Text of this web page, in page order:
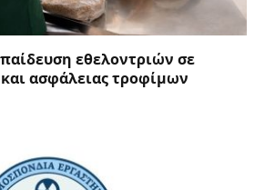
εθελοντριών σε
ασφάλειας τροφίμων